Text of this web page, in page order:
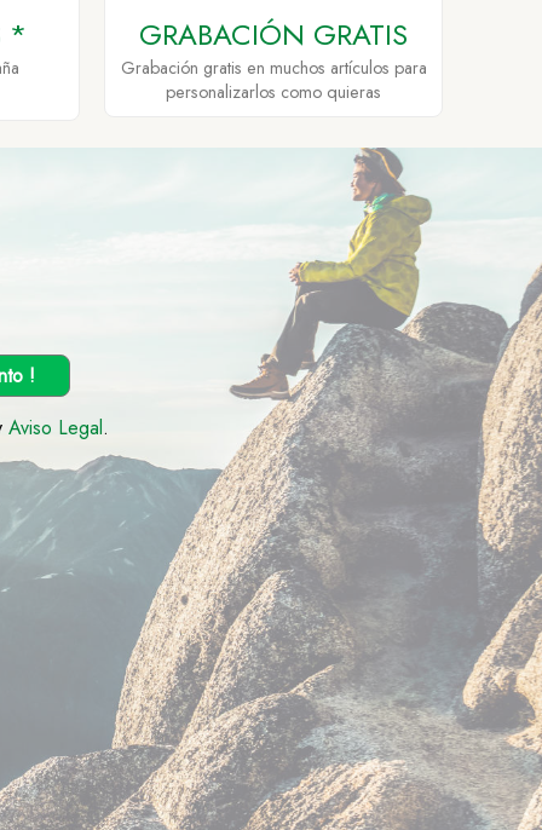
* GRABACIÓN GRATIS
Grabación gratis en muchos artículos para
personalizarlos como quieras
!
Aviso Legal.